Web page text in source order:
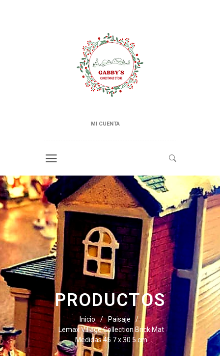
MI CUENTA
PRODUCTOS
Inicio / Paisaje
/
Lemax Village Collection Brick Mat
Medidas 45.7 x 30.5 cm